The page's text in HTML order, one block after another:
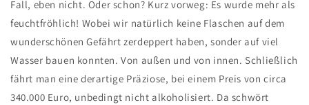
Fall, eben nicht. Oder schon? Kurz vorweg: Es wurde mehr als
feuchtfröhlich! Wobei wir natürlich keine Flaschen auf dem
wunderschönen Gefährt zerdeppert haben, sonder auf viel
Wasser bauen konnten. Von außen und von innen. Schließlich
fährt man eine derartige Präziose, bei einem Preis von circa
340.000 Euro, unbedingt nicht alkoholisiert. Da schwört